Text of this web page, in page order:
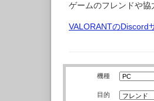
ゲームのフレンドや協
VALORANTのDiscord
機種
目的